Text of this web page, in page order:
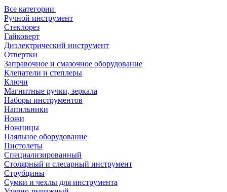
Все категории
Ручной инструмент
Стеклорез
Гайковерт
Диэлектрический инструмент
Отвертки
Заправочное и смазочное оборудование
Клепатели и степлеры
Ключи
Магнитные ручки, зеркала
Наборы инструментов
Напильники
Ножи
Ножницы
Паяльное оборудование
Пистолеты
Специализированный
Столярный и слесарный инструмент
Струбцины
Сумки и чехлы для инструмента